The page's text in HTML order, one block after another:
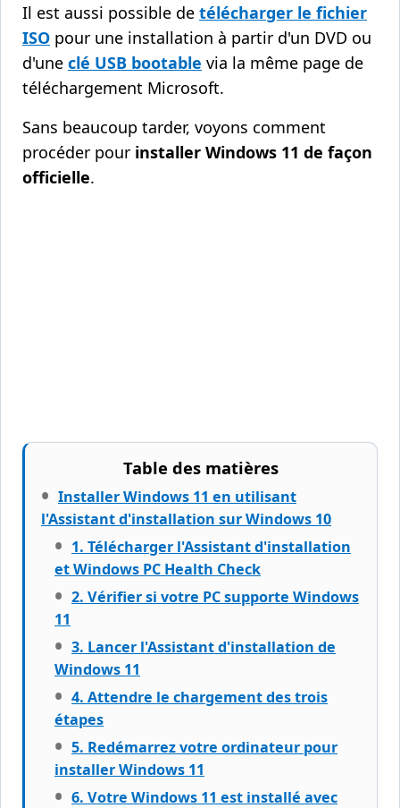
Il est aussi possible de télécharger le fichier
ISO pour une installation à partir d'un DVD ou
d'une clé USB bootable via la même page de
téléchargement Microsoft.
Sans beaucoup tarder, voyons comment
procéder pour installer Windows 11 de façon
officielle.
Table des matières
Installer Windows 11 en utilisant
l'Assistant d'installation sur Windows 10
1. Télécharger l'Assistant d'installation
et Windows PC Health Check
2. Vérifier si votre PC supporte Windows
11
3. Lancer l'Assistant d'installation de
Windows 11
4. Attendre le chargement des trois
étapes
5. Redémarrez votre ordinateur pour
installer Windows 11
6. Votre Windows 11 est installé avec